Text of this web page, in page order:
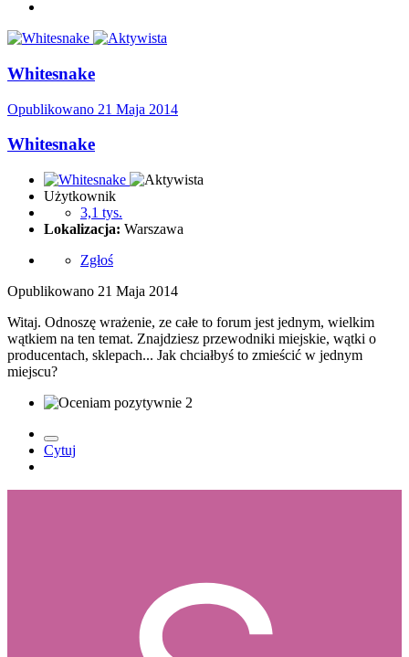
Whitesnake
Opublikowano 21 Maja 2014
Whitesnake
Użytkownik
3,1 tys.
Lokalizacja: Warszawa
Zgłoś
Opublikowano 21 Maja 2014
Witaj. Odnoszę wrażenie, ze całe to forum jest jednym, wielkim
wątkiem na ten temat. Znajdziesz przewodniki miejskie, wątki o
producentach, sklepach... Jak chciałbyś to zmieścić w jednym
miejscu?
2
Cytuj